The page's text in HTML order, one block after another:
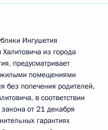
Ингушетия
из города
предусматривает
жилыми помещениями
без попечения родителей,
в соответствии
от 21 декабря
гарантиях